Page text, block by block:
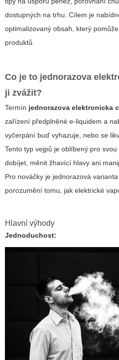
dostupných na trhu. Cílem je
optimalizovaný obsah, který
produktů.
Co je to jednorazova
ji zvážit?
Termín jednorazova elektronicka
zařízení předplněné e-liquidem a
vyčerpání buď vyhazuje, nebo se
Tento typ vejpů je oblíbený pro
dobíjet, měnit žhavící hlavy ani
Pro nováčky je jednorazová
porozumění tomu, jak elektrické
Hlavní výhody
Jednoduchost: